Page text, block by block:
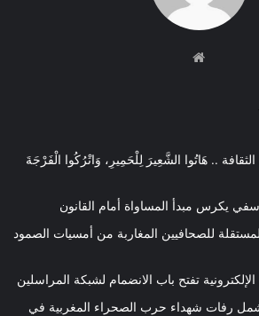
.. هَاتُوا الشَّعِيرَ لِلْحَمِيرِ، وَاتْرُكُوا الْفَرْجَةَ
يكرس مبدأ المساواة أمام القانون
المستقلة للصحافيين المغاربة من أمسيات الصمود
تفتح باب الانضمام لشبكة المراسلين
رفات شهداء حرب الصحراء المغربية في